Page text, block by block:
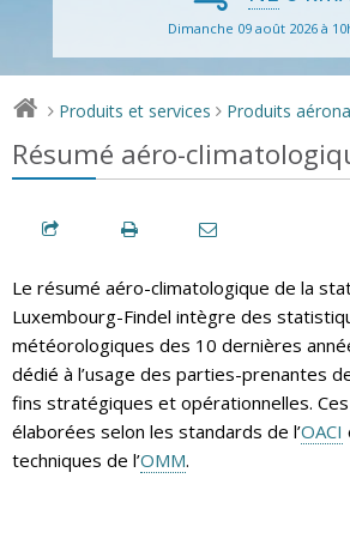
Dimanche 09 août 2026 à
> Produits et services > Produits
Résumé aéro-
Le résumé aéro-climatologique de la
Luxembourg-Findel intègre des
météorologiques des 10 dernières
dédié à l’usage des parties-prenantes
fins stratégiques et opérationnelles.
élaborées selon les standards de l’OACI
techniques de l’OMM.